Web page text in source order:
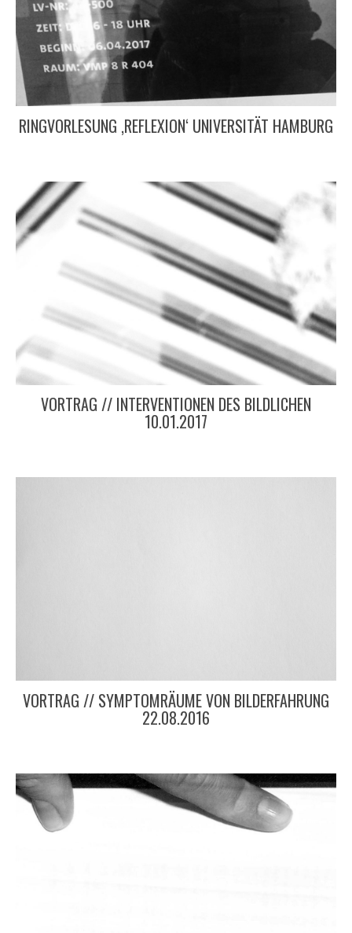
RINGVORLESUNG ‚REFLEXION‘ UNIVERSITÄT HAMBURG
VORTRAG // INTERVENTIONEN DES BILDLICHEN
10.01.2017
VORTRAG // SYMPTOMRÄUME VON BILDERFAHRUNG
22.08.2016